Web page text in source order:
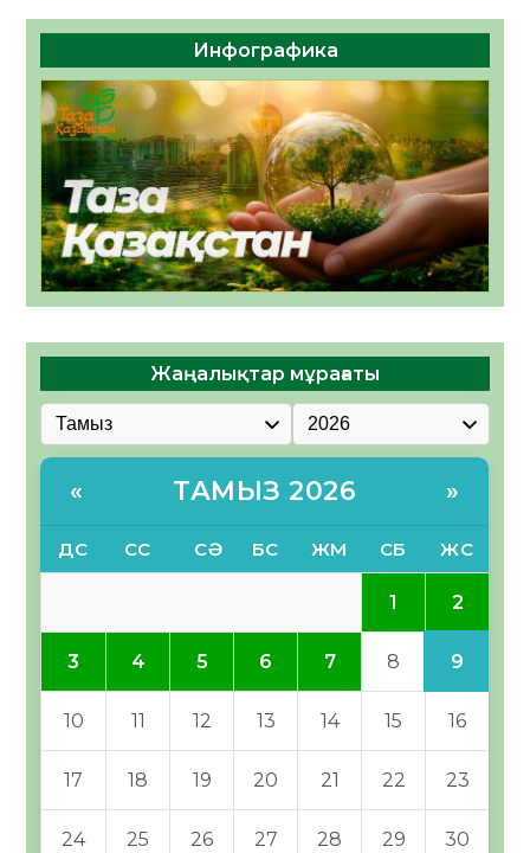
Инфографика
Жаңалықтар мұрағаты
« ТАМЫЗ 2026 »
ДС СС СӘ БС ЖМ СБ ЖС
1 2
3 4 5 6 7 8 9
10 11 12 13 14 15 16
17 18 19 20 21 22 23
24 25 26 27 28 29 30